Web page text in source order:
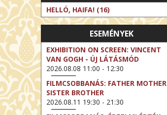
HELLÓ, HAIFA! (16)
ESEMÉNYEK
EXHIBITION ON SCREEN: VINCENT
VAN GOGH - ÚJ LÁTÁSMÓD
2026.08.08 11:00 - 12:30
FILMCSOBBANÁS: FATHER MOTHER
SISTER BROTHER
2026.08.11 19:30 - 21:30